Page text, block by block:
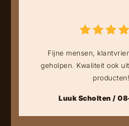
Fijne mensen,
geholpen. Kwaliteit ook
producten!
Luuk Scholten /